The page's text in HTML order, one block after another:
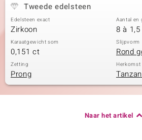
Tweede edelsteen
Edelsteen exact
Zirkoon
Aantal en
8 à
Karaatgewicht som
0,151 ct
Slijpvorm
Rond
Zetting
Prong
Herkomst
Naar het artikel